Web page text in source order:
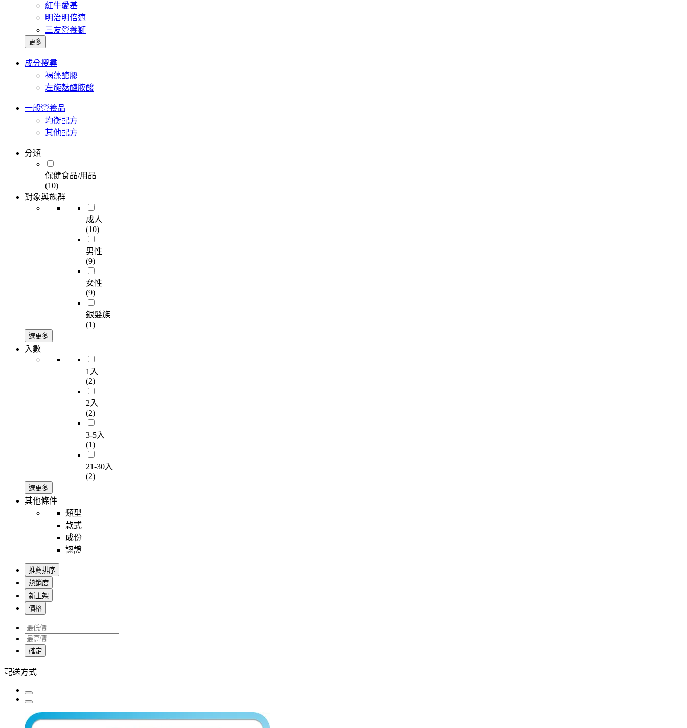
紅牛愛基
明治明倍適
三友營養獅
更多
成分搜尋
褐藻醣膠
左旋麩醯胺酸
一般營養品
均衡配方
其他配方
分類
保健食品/用品
(10)
對象與族群
成人
(10)
男性
(9)
女性
(9)
銀髮族
(1)
選更多
入數
1入
(2)
2入
(2)
3-5入
(1)
21-30入
(2)
選更多
其他條件
類型
款式
成份
認證
推薦排序
熱銷度
新上架
價格
確定
配送方式